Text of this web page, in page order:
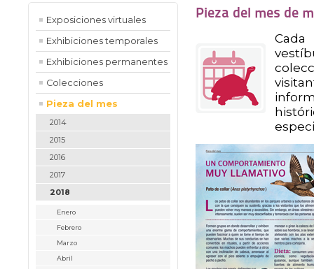
Exposiciones virtuales
Exhibiciones temporales
Exhibiciones permanentes
Colecciones
Pieza del mes
2014
2015
2016
2017
2018
Enero
Febrero
Marzo
Abril
Pieza del mes de